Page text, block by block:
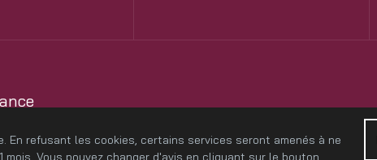
En refusant les cookies, certains services seront amenés à ne
Vous pouvez changer d'avis en cliquant sur le bouton